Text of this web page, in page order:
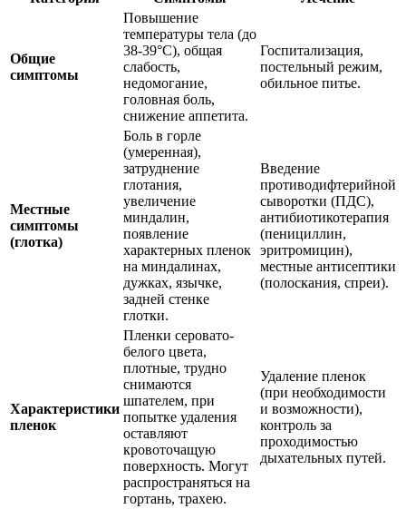
Общие
симптомы
Повышение
температуры тела (до
38-39°C), общая
слабость,
недомогание,
головная боль,
снижение аппетита.
Госпитализация,
постельный режим,
обильное питье.
Местные
симптомы
(глотка)
Боль в горле
(умеренная),
затруднение
глотания,
увеличение
миндалин,
появление
характерных пленок
на миндалинах,
дужках, язычке,
задней стенке
глотки.
Введение
противодифтерийной
сыворотки (ПДС),
антибиотикотерапия
(пенициллин,
эритромицин),
местные антисептики
(полоскания, спреи).
Характеристики
пленок
Пленки серовато-
белого цвета,
плотные, трудно
снимаются
шпателем, при
попытке удаления
оставляют
кровоточащую
поверхность. Могут
распространяться на
гортань, трахею.
Удаление пленок
(при необходимости
и возможности),
контроль за
проходимостью
дыхательных путей.